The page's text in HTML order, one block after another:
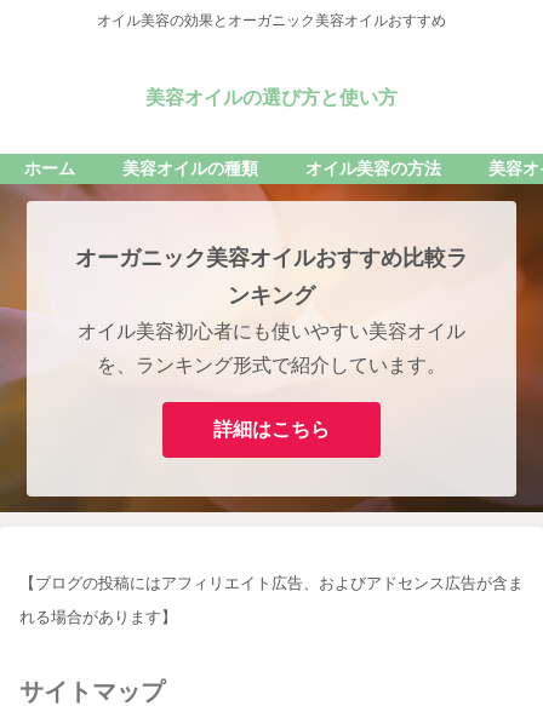
オイル美容の効果とオーガニック美容オイルおすすめ
美容オイルの選び方と使い方
ホーム 美容オイルの種類 オイル美容の方法 美容
オーガニック美容オイルおすすめ比較ラ
ンキング
オイル美容初心者にも使いやすい美容オイル
を、ランキング形式で紹介しています。
詳細はこちら
【ブログの投稿にはアフィリエイト広告、およびアドセンス広告が含ま
れる場合があります】
サイトマップ